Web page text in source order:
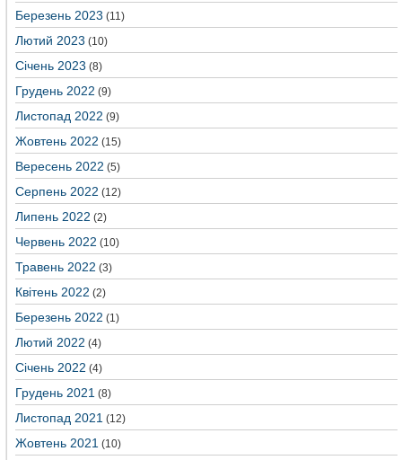
Березень 2023 (11)
Лютий 2023 (10)
Січень 2023 (8)
Грудень 2022 (9)
Листопад 2022 (9)
Жовтень 2022 (15)
Вересень 2022 (5)
Серпень 2022 (12)
Липень 2022 (2)
Червень 2022 (10)
Травень 2022 (3)
Квітень 2022 (2)
Березень 2022 (1)
Лютий 2022 (4)
Січень 2022 (4)
Грудень 2021 (8)
Листопад 2021 (12)
Жовтень 2021 (10)